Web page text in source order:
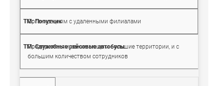
Организациям с удаленными филиалами
Предприятиям, занимающим большие территории, и с
большим количеством сотрудников